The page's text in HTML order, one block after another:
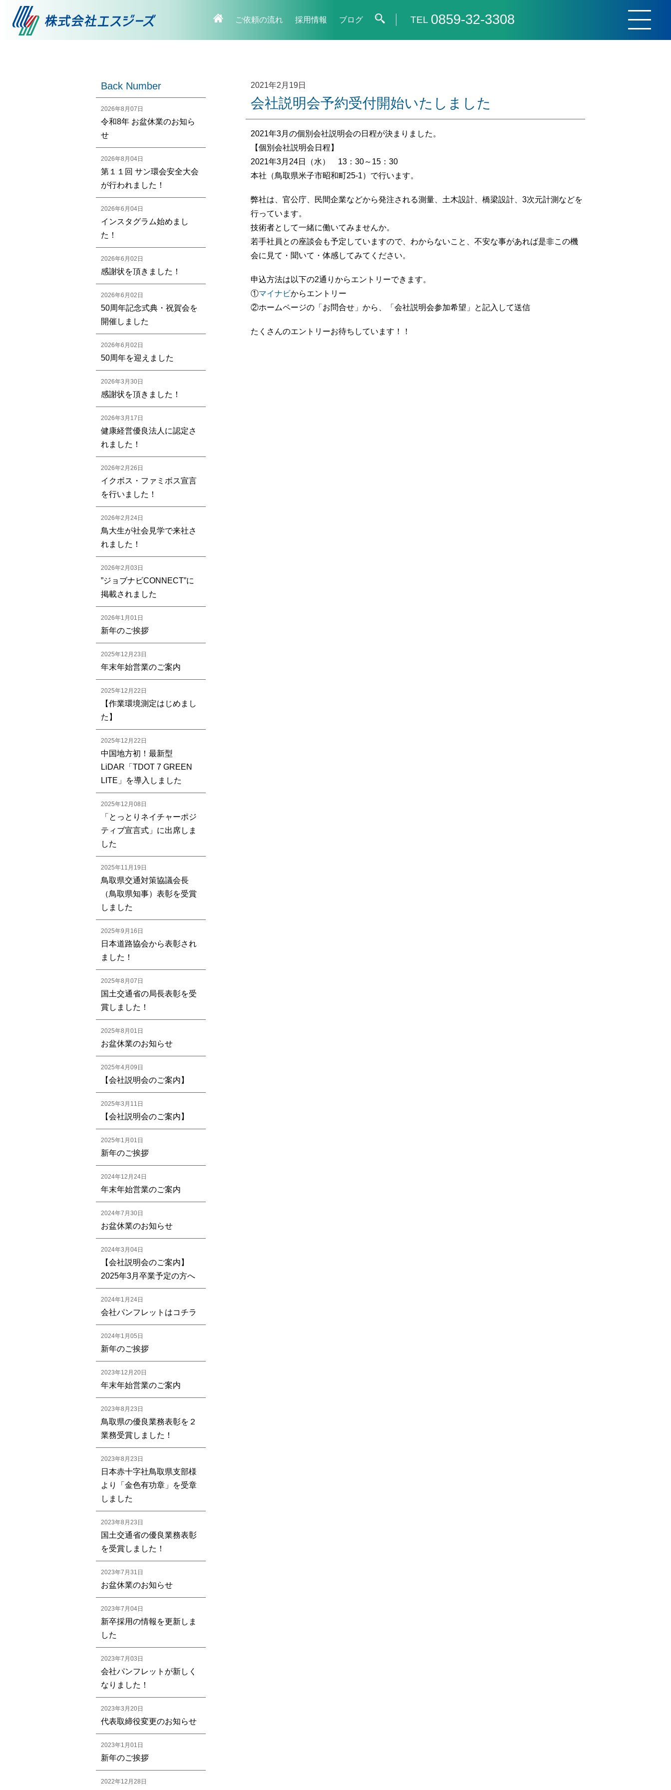
ご依頼の流れ 採用情報 ブログ TEL 0859-32-3308
toggle
Back Number
2026年8月07日
令和8年 お盆休業のお知ら
せ
2026年8月04日
第１１回 サン環会安全大会
が行われました！
2026年6月04日
インスタグラム始めまし
た！
2026年6月02日
感謝状を頂きました！
2026年6月02日
50周年記念式典・祝賀会を
開催しました
2026年6月02日
50周年を迎えました
2026年3月30日
感謝状を頂きました！
2026年3月17日
健康経営優良法人に認定さ
れました！
2026年2月26日
イクボス・ファミボス宣言
を行いました！
2026年2月24日
鳥大生が社会見学で来社さ
れました！
2026年2月03日
”ジョブナビCONNECT”に
掲載されました
2026年1月01日
新年のご挨拶
2025年12月23日
年末年始営業のご案内
2025年12月22日
【作業環境測定はじめまし
た】
2025年12月22日
中国地方初！最新型
LiDAR「TDOT 7 GREEN
LITE」を導入しました
2025年12月08日
「とっとりネイチャーポジ
ティブ宣言式」に出席しま
した
2025年11月19日
鳥取県交通対策協議会長
（鳥取県知事）表彰を受賞
しました
2025年9月16日
日本道路協会から表彰され
ました！
2025年8月07日
国土交通省の局長表彰を受
賞しました！
2025年8月01日
お盆休業のお知らせ
2025年4月09日
【会社説明会のご案内】
2025年3月11日
【会社説明会のご案内】
2025年1月01日
新年のご挨拶
2024年12月24日
年末年始営業のご案内
2024年7月30日
お盆休業のお知らせ
2024年3月04日
【会社説明会のご案内】
2025年3月卒業予定の方へ
2024年1月24日
会社パンフレットはコチラ
2024年1月05日
新年のご挨拶
2023年12月20日
年末年始営業のご案内
2023年8月23日
鳥取県の優良業務表彰を２
業務受賞しました！
2023年8月23日
日本赤十字社鳥取県支部様
より「金色有功章」を受章
しました
2023年8月23日
国土交通省の優良業務表彰
を受賞しました！
2023年7月31日
お盆休業のお知らせ
2023年7月04日
新卒採用の情報を更新しま
した
2023年7月03日
会社パンフレットが新しく
なりました！
2023年3月20日
代表取締役変更のお知らせ
2023年1月01日
新年のご挨拶
2022年12月28日
2021年2月19日
会社説明会予約受付開始いたしました
2021年3月の個別会社説明会の日程が決まりました。
【個別会社説明会日程】
2021年3月24日（水） 13：30～15：30
本社（鳥取県米子市昭和町25-1）で行います。
弊社は、官公庁、民間企業などから発注される測量、土木設計、橋梁設計、3次元計測などを
行っています。
技術者として一緒に働いてみませんか。
若手社員との座談会も予定していますので、わからないこと、不安な事があれば是非この機
会に見て・聞いて・体感してみてください。
申込方法は以下の2通りからエントリーできます。
①マイナビからエントリー
②ホームページの「お問合せ」から、「会社説明会参加希望」と記入して送信
たくさんのエントリーお待ちしています！！